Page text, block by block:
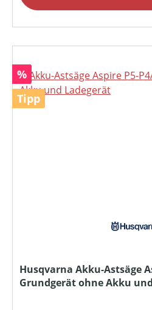
Rabatt
%
Tipp
Husqvarna Akku-Astsäge
Grundgerät ohne Akku